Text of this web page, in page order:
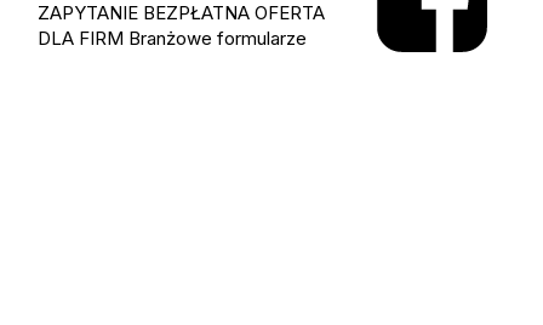
ZAPYTANIE BEZPŁATNA OFERTA
DLA FIRM Branżowe formularze